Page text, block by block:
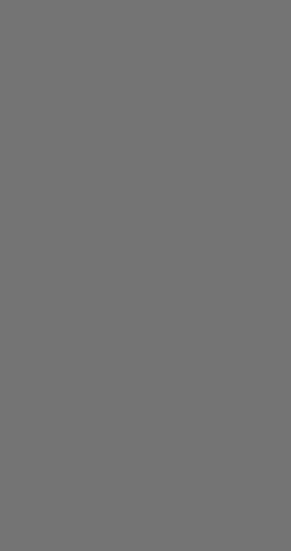
random matrices.
rand(nd, nt), dis,
SVD on each matrix,
vectors and values.
2);
result, perform trace to